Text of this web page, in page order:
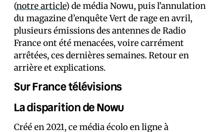
(notre article) de média Nowu, puis l’annulation
du magazine d’enquête Vert de rage en avril,
plusieurs émissions des antennes de Radio
France ont été menacées, voire carrément
arrêtées, ces dernières semaines. Retour en
arrière et explications.
Sur France télévisions
La disparition de Nowu
Créé en 2021, ce média écolo en ligne à